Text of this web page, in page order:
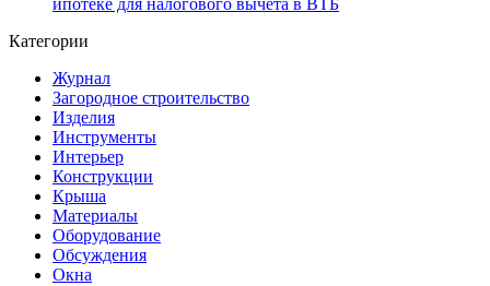
Категории
Журнал
Загородное строительство
Изделия
Инструменты
Интерьер
Конструкции
Крыша
Материалы
Оборудование
Обсуждения
Окна